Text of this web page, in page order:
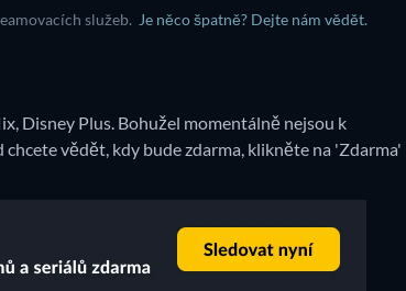
služeb. Je něco špatně? Dejte nám vědět.
Disney Plus. Bohužel momentálně nejsou k
vědět, kdy bude zdarma, klikněte na 'Zdarma'